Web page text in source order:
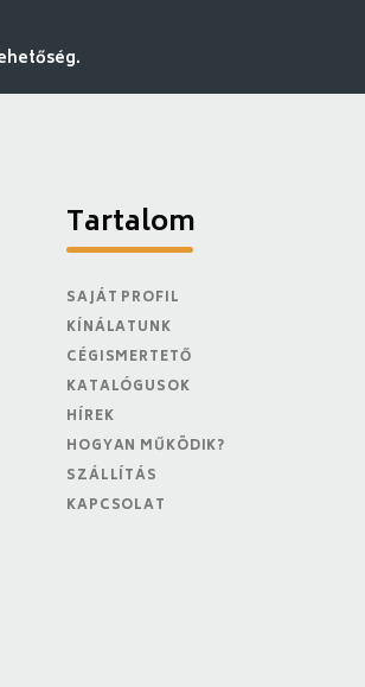
Tartalom
SAJÁT PROFIL
KÍNÁLATUNK
CÉGISMERTETŐ
KATALÓGUSOK
HÍREK
HOGYAN MŰKÖDIK?
SZÁLLÍTÁS
KAPCSOLAT